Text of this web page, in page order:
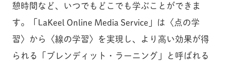
憩時間など、いつでもどこでも学ぶことができま
す。「LaKeel Online Media Service」は〈点の学
習〉から〈線の学習〉を実現し、より高い効果が得
られる「ブレンディット・ラーニング」と呼ばれる